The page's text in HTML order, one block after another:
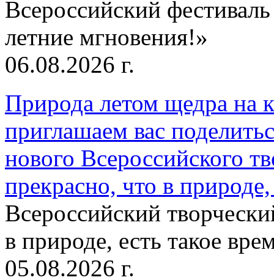
Всероссийский
летние мгновения!»
06.08.2026 г.
Природа летом щедра на
приглашаем вас
нового Всероссийского
прекрасно, что в
Всероссийский
в природе, есть такое
05.08.2026 г.